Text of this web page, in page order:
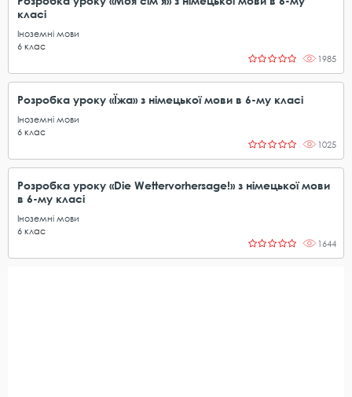
класі
Іноземні мови
6 клас
1985
Розробка уроку «Їжа» з німецької мови в 6-му класі
Іноземні мови
6 клас
1025
Розробка уроку «Die Wettervorhersage!» з німецької мови
в 6-му класі
Іноземні мови
6 клас
1644